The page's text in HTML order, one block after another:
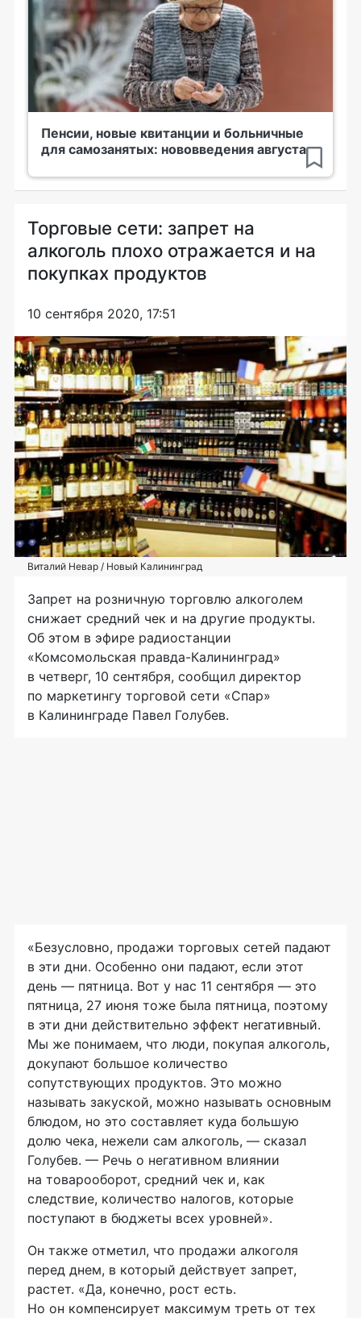
Пенсии, новые квитанции и больничные
для самозанятых: нововведения августа
Торговые сети: запрет на
алкоголь плохо отражается и на
покупках продуктов
10 сентября 2020, 17:51
Виталий Невар / Новый Калининград
Запрет на розничную торговлю алкоголем
снижает средний чек и на другие продукты.
Об этом в эфире радиостанции
«Комсомольская правда-Калининград»
в четверг, 10 сентября, сообщил директор
по маркетингу торговой сети «Спар»
в Калининграде Павел Голубев.
«Безусловно, продажи торговых сетей падают
в эти дни. Особенно они падают, если этот
день — пятница. Вот у нас 11 сентября — это
пятница, 27 июня тоже была пятница, поэтому
в эти дни действительно эффект негативный.
Мы же понимаем, что люди, покупая алкоголь,
докупают большое количество
сопутствующих продуктов. Это можно
называть закуской, можно называть основным
блюдом, но это составляет куда большую
долю чека, нежели сам алкоголь, — сказал
Голубев. — Речь о негативном влиянии
на товарооборот, средний чек и, как
следствие, количество налогов, которые
поступают в бюджеты всех уровней».
Он также отметил, что продажи алкоголя
перед днем, в который действует запрет,
растет. «Да, конечно, рост есть.
Но он компенсирует максимум треть от тех